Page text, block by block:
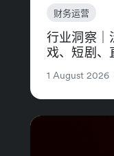
财务运营
行业洞察｜
戏、短剧、
1 August 2026